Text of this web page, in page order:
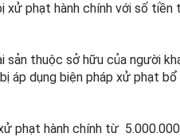
xử phạt hành chính với số
sản thuộc sở hữu của người
áp dụng biện pháp xử phạt bổ
phạt hành chính từ